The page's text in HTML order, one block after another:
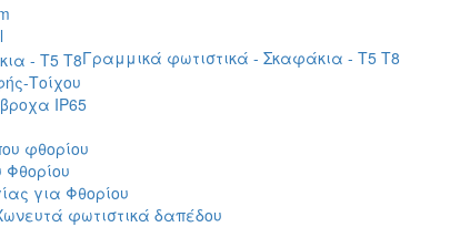
Γραμμικά φωτιστικά - Σκαφάκια - Τ5 T8
Τοίχου
IP65
φθορίου
για Φθορίου
φωτιστικά δαπέδου